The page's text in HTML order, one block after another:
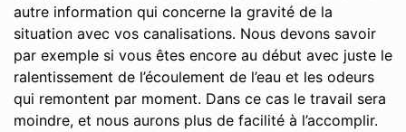
autre information qui concerne la gravité de la
situation avec vos canalisations. Nous devons savoir
par exemple si vous êtes encore au début avec juste le
ralentissement de l’écoulement de l’eau et les odeurs
qui remontent par moment. Dans ce cas le travail sera
moindre, et nous aurons plus de facilité à l’accomplir.